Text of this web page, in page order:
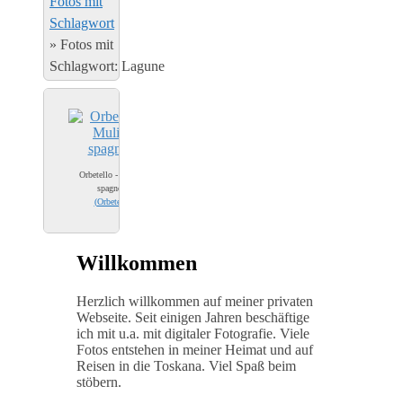
Schlagwort
» Fotos mit
Schlagwort: Lagune
Orbetello - Mulino
spagnolo
(Orbetello
Willkommen
Herzlich willkommen auf meiner privaten
Webseite. Seit einigen Jahren beschäftige
ich mit u.a. mit digitaler Fotografie. Viele
Fotos entstehen in meiner Heimat und auf
Reisen in die Toskana. Viel Spaß beim
stöbern.